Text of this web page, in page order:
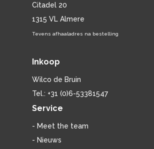
Citadel 20
1315 VL Almere
Tevens afhaaladres na bestelling
Inkoop
Wilco de Bruin
Tel.: +31 (0)6-53381547
Service
- Meet the team
- Nieuws